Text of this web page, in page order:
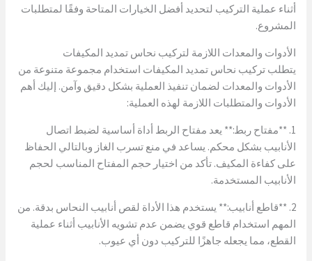
أثناء عملية التركيب لتحديد أفضل الخيارات المتاحة وفقًا لمتطلبات
المشروع.
الأدوات والمعدات اللازمة لتركيب نحاس تمديد المكيفات
يتطلب تركيب نحاس تمديد المكيفات استخدام مجموعة متنوعة من
الأدوات والمعدات لضمان تنفيذ العملية بشكل دقيق وآمن. إليك أهم
الأدوات والمتطلبات اللازمة لهذه العملية:
1. **مفتاح ربط:** يعد مفتاح الربط أداة أساسية لضبط اتصال
الأنابيب بشكل محكم. يساعد في منع تسرب الغاز وبالتالي الحفاظ
على كفاءة المكيف. تأكد من اختيار حجم المفتاح المناسب لحجم
الأنابيب المستخدمة.
2. **قاطع أنابيب:** يستخدم هذا الأداة لقص أنابيب النحاس بدقة. من
المهم استخدام قاطع قوي يضمن عدم تشويه الأنابيب أثناء عملية
القطع، مما يجعله جاهزًا للتركيب دون أي عيوب.